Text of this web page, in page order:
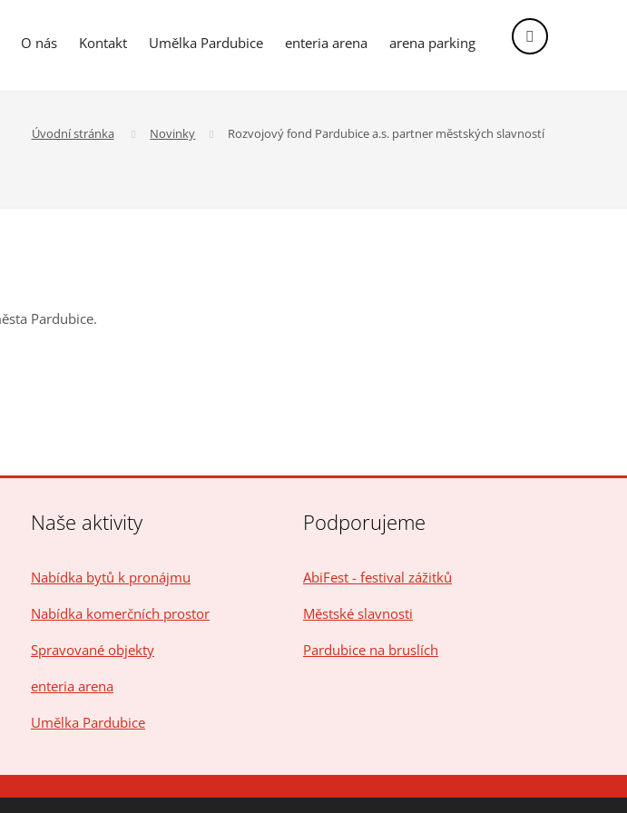
O nás Kontakt Umělka Pardubice enteria arena arena parking Vyhledávání
Úvodní stránka Novinky Rozvojový fond Pardubice a.s. partner městských slavností
Pardubice.
Naše aktivity
Nabídka bytů k pronájmu
Nabídka komerčních prostor
Spravované objekty
enteria arena
Umělka Pardubice
Podporujeme
AbiFest - festival zážitků
Městské slavnosti
Pardubice na bruslích